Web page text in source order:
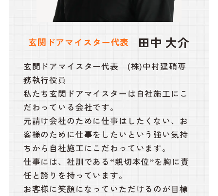
玄関ドアマイスター代表 田中 大介
玄関ドアマイスター代表 (株)中村建硝専
務執行役員
私たち玄関ドアマイスターは自社施工にこ
だわっている会社です。
元請け会社のために仕事はしたくない、お
客様のために仕事をしたいという強い気持
ちから自社施工にこだわっています。
仕事には、社訓である“親切本位”を胸に責
任と誇りを持っています。
お客様に笑顔になっていただけるのが目標